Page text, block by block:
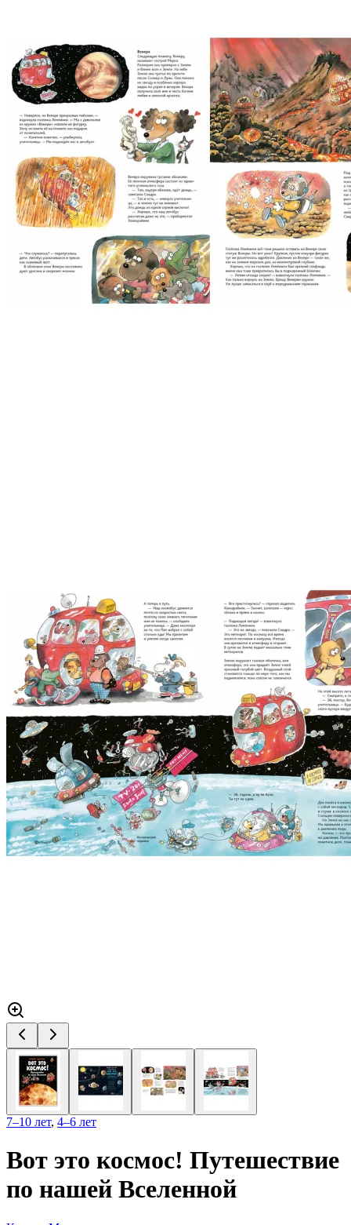
7–10 лет, 4–6 лет
Вот это космос! Путешествие
по нашей Вселенной